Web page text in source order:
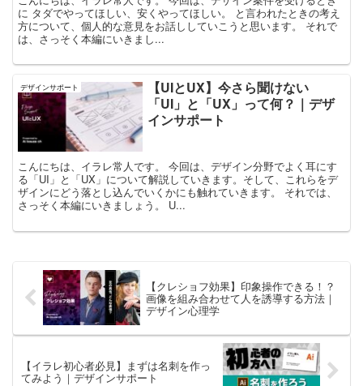
に タダでやってほしい、安くやってほしい。 と言われたときの考え
方について、個人的な意見をお話ししていこうと思います。 それで
は、さっそく本編にいきまし...
デザインサポート
【UIとUX】今さら聞けない
「UI」と「UX」って何？｜デザ
インサポート
こんにちは、イラレ常人です。 今回は、デザイン分野でよく耳にす
る「UI」と「UX」について解説していきます。そして、これらをデ
ザインにどう落とし込んでいくかにも触れていきます。 それでは、
さっそく本編にいきましょう。 U...
【クレショフ効果】印象操作できる！？
画像を組み合わせて人を誘導する方法｜
デザイン心理学
【イラレ初心者必見】まずは名刺を作っ
てみよう｜デザインサポート